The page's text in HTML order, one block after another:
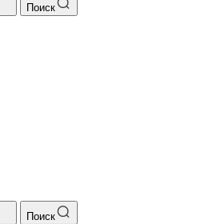
Поиск
Поиск